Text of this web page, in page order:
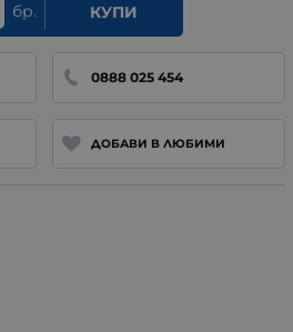
бр. КУПИ
0888 025 454
ДОБАВИ В ЛЮБИМИ